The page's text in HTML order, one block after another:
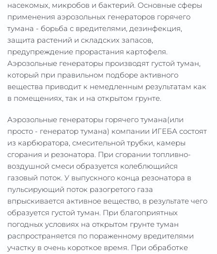
насекомых, микробов и бактерий. Основные сферы
применения аэрозольных генераторов горячего
тумана - борьба с вредителями, дезинфекция,
защита растений и складских запасов,
предупреждение прорастания картофеля.
Аэрозольные генераторы производят густой туман,
который при правильном подборе активного
вещества приводит к немедленным результатам как
в помещениях, так и на открытом грунте.
Аэрозольные генераторы горячего тумана(или
просто - генератор тумана) компании ИГЕБА состоят
из карбюратора, смесительной трубки, камеры
сгорания и резонатора. При сгорании топливно-
воздушной смеси образуется колеблющийся
газовый поток. У выпускного конца резонатора в
пульсирующий поток разогретого газа
впрыскивается активное вещество, в результате чего
образуется густой туман. При благоприятных
погодных условиях на открытом грунте туман
распространяется по пораженному вредителями
участку в очень короткое время. При обработке